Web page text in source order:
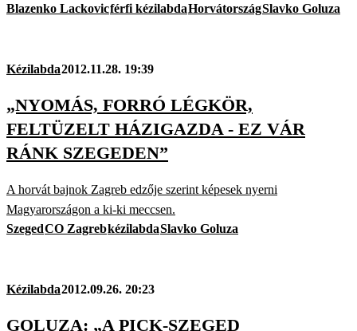
Blazenko Lackovicférfi kézilabdaHorvátországSlavko Goluza
Kézilabda2012.11.28. 19:39
„NYOMÁS, FORRÓ LÉGKÖR,
FELTÜZELT HÁZIGAZDA - EZ VÁR
RÁNK SZEGEDEN”
A horvát bajnok Zagreb edzője szerint képesek nyerni
Magyarországon a ki-ki meccsen.
SzegedCO ZagrebkézilabdaSlavko Goluza
Kézilabda2012.09.26. 20:23
GOLUZA: „A PICK-SZEGED